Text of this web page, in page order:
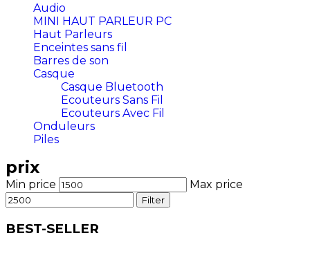
Audio
MINI HAUT PARLEUR PC
Haut Parleurs
Enceintes sans fil
Barres de son
Casque
Casque Bluetooth
Ecouteurs Sans Fil
Ecouteurs Avec Fil
Onduleurs
Piles
prix
Min price Max price
Filter
BEST-SELLER